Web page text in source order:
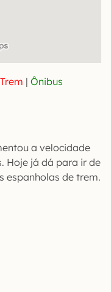
Trem | Ônibus
a velocidade
Hoje já dá para ir de
espanholas de trem.